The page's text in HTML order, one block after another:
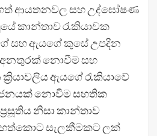
ආයතනවල සහ උද්ඝෝෂණ
කාන්තාව රැකියාවක
සහ ඇයගේ කුසේ උපදින
අනතුරක් නොවීම සහ
ඇයගේ රැකියාවේ
නොවීම සහතික
නිසා කාන්තාව
සැලකීමකට ලක්